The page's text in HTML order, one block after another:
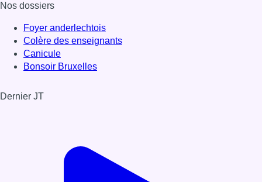
Nos dossiers
Foyer anderlechtois
Colère des enseignants
Canicule
Bonsoir Bruxelles
Dernier JT